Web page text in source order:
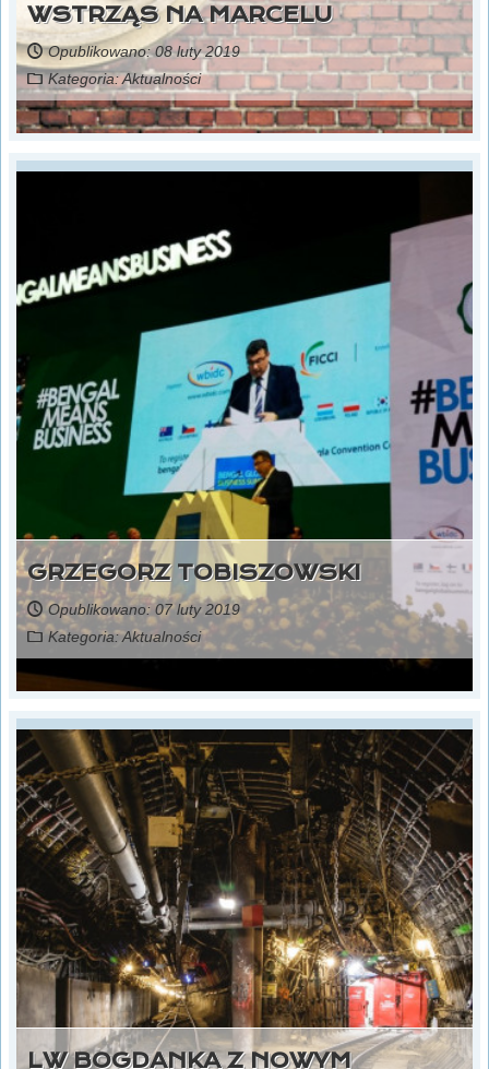
WSTRZĄS NA MARCELU
Opublikowano: 08 luty 2019
Kategoria:Aktualności
GRZEGORZ TOBISZOWSKI
Opublikowano: 07 luty 2019
Kategoria:Aktualności
LW BOGDANKA Z NOWYM